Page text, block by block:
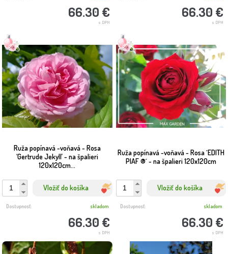
66.30 €
s DPH
66.30 €
s DPH
Ruža popínavá -voňavá - Rosa
‘Gertrude Jekyll’ - na špalieri
120x120cm...
Vložiť do košíka
66.30 €
s DPH
Dostupnosť: skladom
Ruža popínavá -voňavá - Rosa ´EDITH
PIAF ®´ - na špalieri 120x120cm
Vložiť do košíka
66.30 €
s DPH
Dostupnosť: skladom